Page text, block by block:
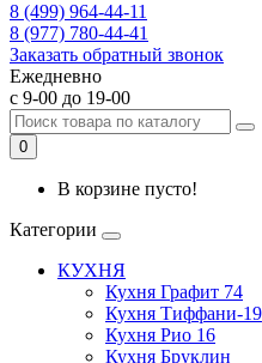
8 (499) 964-44-11
8 (977) 780-44-41
Заказать обратный звонок
Ежедневно
с 9-00 до 19-00
0
В корзине пусто!
Категории
КУХНЯ
Кухня Графит 74
Кухня Тиффани-19
Кухня Рио 16
Кухня Бруклин